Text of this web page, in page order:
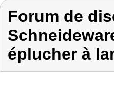
Forum de
éplucher à